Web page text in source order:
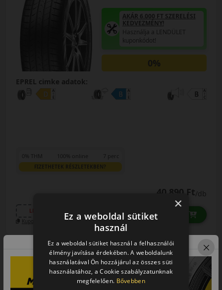
AKÁR 6.000 FT SZERELÉSI
KEDVEZMÉNY!
Használja a LENDÜLET
kuponkódot!
0%
EPREL cimke adatok:
0% THM 100% online 7 perc
FIZETHETEK RÉSZLETEKBEN?
40 890 Ft/db
LENDÜLET
Kuponkód másolása
db KOSÁRBA
0 értékelés
×
Ez a weboldal sütiket
használ
Ez a weboldal sütiket használ a felhasználói
élmény javítása érdekében. A weboldalunk
használatával Ön hozzájárul az összes süti
használatához, a Cookie szabályzatunknak
megfelelően. Bővebben